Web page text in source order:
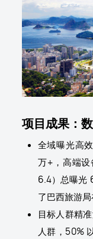
项目成果：
全域曝光高
万+， 高端设
6.4）总曝光
了巴西旅游局
目标人群精
人群，50%